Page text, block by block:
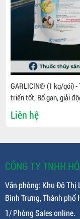
GARLICIN® (1 kg/gói)
triển tốt, Bổ gan, giải
Liên hệ
CÔNG TY TNHH
Văn phòng: Khu Đô Thị
Bình Trưng, Thành phố
1/ Phòng Sales online.